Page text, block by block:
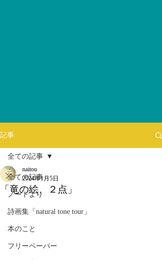
記事
全ての記事
ノートより
詩画集「natural tone tour」
本のこと
フリーペーパー
全ての記事
「竜の絵、２点」
naitou
2024年1月5日